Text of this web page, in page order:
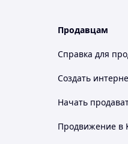
Продавцам
Справка для
Создать
Начать
Продвижение в